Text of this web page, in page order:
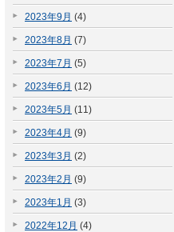
2023年9月 (4)
2023年8月 (7)
2023年7月 (5)
2023年6月 (12)
2023年5月 (11)
2023年4月 (9)
2023年3月 (2)
2023年2月 (9)
2023年1月 (3)
2022年12月 (4)